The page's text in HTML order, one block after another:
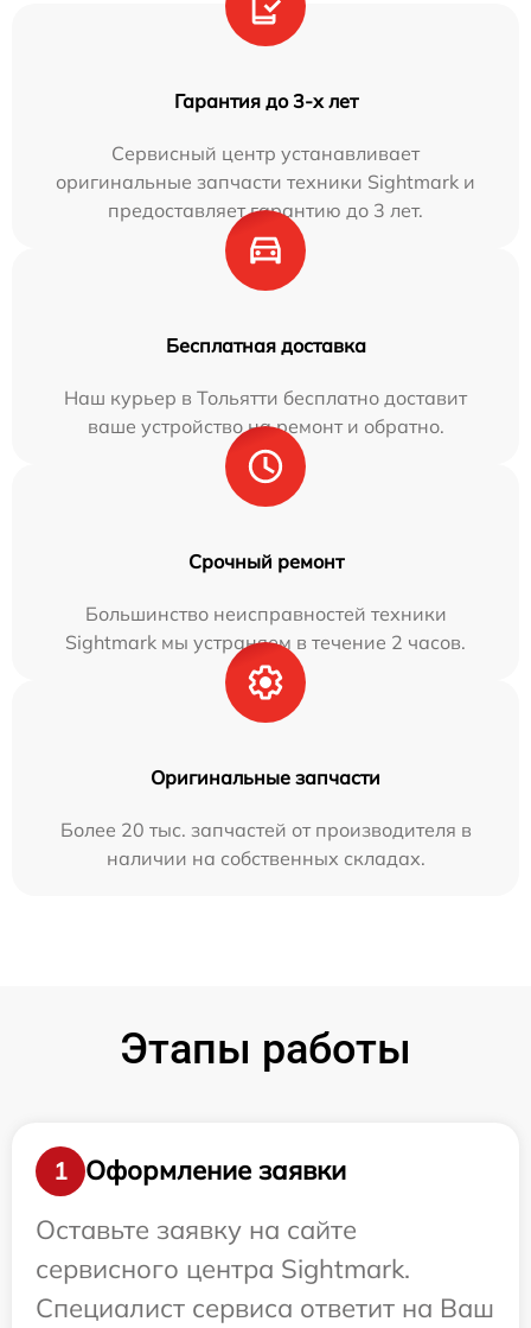
Гарантия до 3-х лет
Сервисный центр устанавливает
оригинальные запчасти техники Sightmark и
предоставляет гарантию до 3 лет.
Бесплатная доставка
Наш курьер в Тольятти бесплатно доставит
ваше устройство на ремонт и обратно.
Срочный ремонт
Большинство неисправностей техники
Sightmark мы устраняем в течение 2 часов.
Оригинальные запчасти
Более 20 тыс. запчастей от производителя в
наличии на собственных складах.
Этапы работы
1
Оформление заявки
Оставьте заявку на сайте
сервисного центра Sightmark.
Специалист сервиса ответит на Ваш